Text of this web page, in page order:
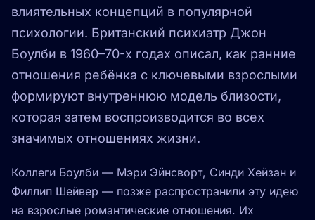
влиятельных концепций в популярной
психологии. Британский психиатр Джон
Боулби в 1960–70-х годах описал, как ранние
отношения ребёнка с ключевыми взрослыми
формируют внутреннюю модель близости,
которая затем воспроизводится во всех
значимых отношениях жизни.
Коллеги Боулби — Мэри Эйнсворт, Синди Хейзан и
Филлип Шейвер — позже распространили эту идею
на взрослые романтические отношения. Их